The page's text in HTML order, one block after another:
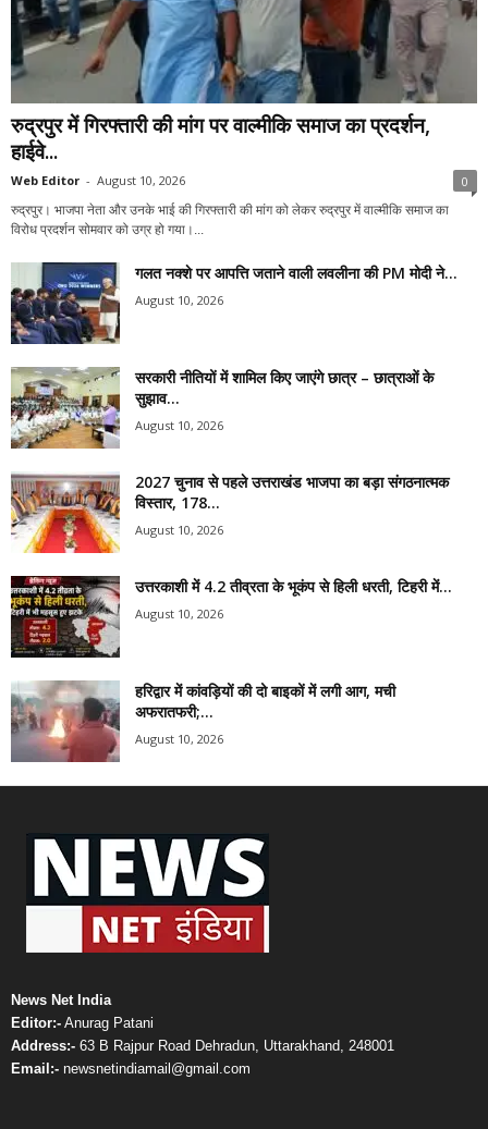
रुद्रपुर में गिरफ्तारी की मांग पर वाल्मीकि समाज का प्रदर्शन,
हाईवे...
Web Editor - August 10, 2026 0
रुद्रपुर। भाजपा नेता और उनके भाई की गिरफ्तारी की मांग को लेकर रुद्रपुर में वाल्मीकि समाज का
विरोध प्रदर्शन सोमवार को उग्र हो गया।...
गलत नक्शे पर आपत्ति जताने वाली लवलीना की PM मोदी ने...
August 10, 2026
सरकारी नीतियों में शामिल किए जाएंगे छात्र – छात्राओं के
सुझाव...
August 10, 2026
2027 चुनाव से पहले उत्तराखंड भाजपा का बड़ा संगठनात्मक
विस्तार, 178...
August 10, 2026
उत्तरकाशी में 4.2 तीव्रता के भूकंप से हिली धरती, टिहरी में...
August 10, 2026
हरिद्वार में कांवड़ियों की दो बाइकों में लगी आग, मची
अफरातफरी;...
August 10, 2026
News Net India
Editor:- Anurag Patani
Address:- 63 B Rajpur Road Dehradun, Uttarakhand, 248001
Email:- newsnetindiamail@gmail.com